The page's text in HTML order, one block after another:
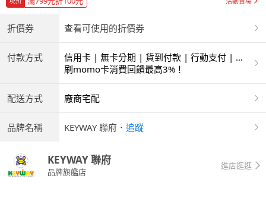
折價券 查看可使用的折價券
付款方式
信用卡 | 無卡分期 | 貨到付款 | 行動支付 | 超
商付款 | ATM | 銀聯卡
刷momo卡消費回饋最高3%！
配送方式 廠商宅配
品牌名稱 KEYWAY 聯府 ． 追蹤
KEYWAY 聯府
品牌旗艦店
進店逛逛